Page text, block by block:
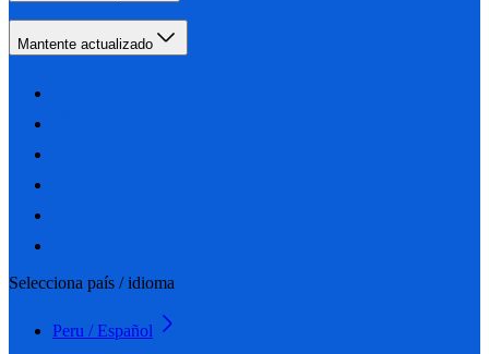
Mantente actualizado
Selecciona país / idioma
Peru / Español